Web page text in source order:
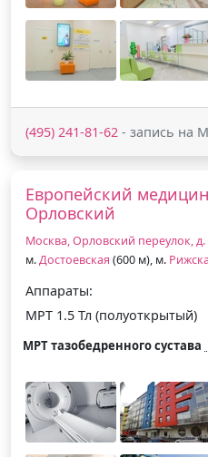
(495) 241-81-62 - запись на
Европейский
Орловский
Москва, Орловский переулок, д.
м.Достоевская (600 м), м.
Аппараты:
МРТ 1.5 Тл (полуоткрытый)
МРТ тазобедренного сустава